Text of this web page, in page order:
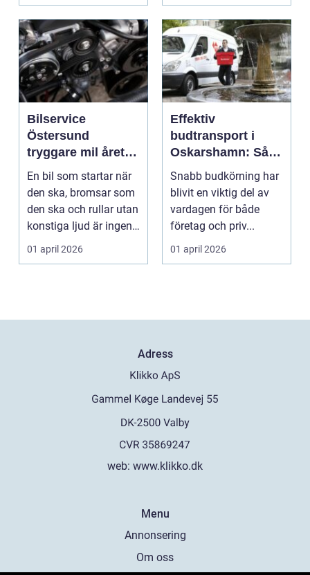
Bilservice
Östersund
tryggare mil året
runt
En bil som startar när
den ska, bromsar som
den ska och rullar utan
konstiga ljud är ingen
självklar...
01 april 2026
Effektiv
budtransport i
Oskarshamn: Så
väljer företag och
privatpersoner rätt
lösning
Snabb budkörning har
blivit en viktig del av
vardagen för både
företag och priv...
01 april 2026
Adress
web: www.klikko.dk
Menu
Annonsering
Om oss